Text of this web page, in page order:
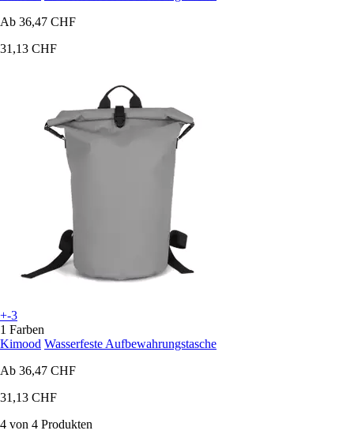
Ab 36,47 CHF
31,13 CHF
+-3
1 Farben
Kimood Wasserfeste Aufbewahrungstasche
Ab 36,47 CHF
31,13 CHF
4 von 4 Produkten